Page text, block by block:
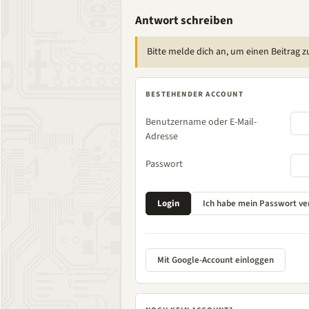
Antwort schreiben
Bitte melde dich an, um einen Beitrag
BESTEHENDER ACCOUNT
Benutzername oder E-Mail-
Adresse
Passwort
Mit Google-Account einloggen